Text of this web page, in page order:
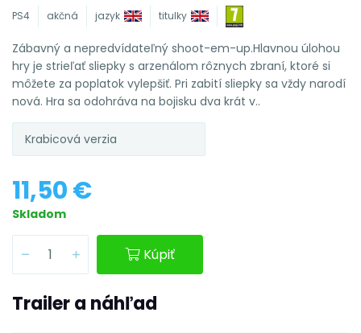
PS4 akčná jazyk titulky
Zábavný a nepredvídateľný shoot-em-up.Hlavnou úlohou
hry je strieľať sliepky s arzenálom rôznych zbraní, ktoré si
môžete za poplatok vylepšiť. Pri zabití sliepky sa vždy narodí
nová. Hra sa odohráva na bojisku dva krát v..
Krabicová verzia
11,50 €
Skladom
Kúpiť
Trailer a náhľad